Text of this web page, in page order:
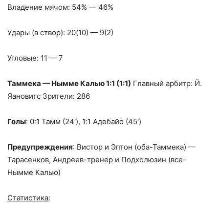
Владение мячом: 54% — 46%
Удары (в створ): 20(10) — 9(2)
Угловые: 11 — 7
Таммека — Нымме Калью 1:1 (1:1) Главный арбитр: Й.
Яановитс Зрители: 286
Голы: 0:1 Тамм (24′), 1:1 Адебайо (45′)
Предупреждения: Вистор и Эптон (оба-Таммека) —
Тарасенков, Андреев-тренер и Подхолюзин (все-
Нымме Калью)
Статистика: